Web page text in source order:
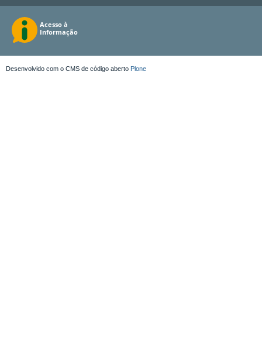
Desenvolvido com o CMS de código aberto Plone